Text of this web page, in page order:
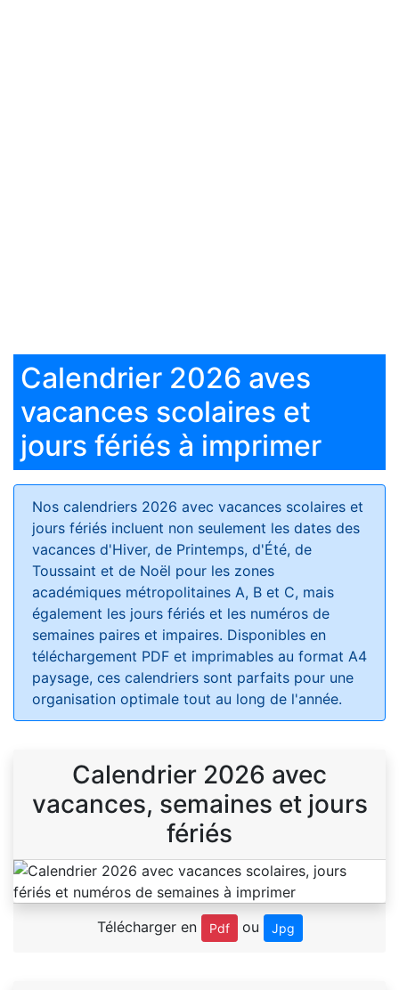
Calendrier 2026 aves
vacances scolaires et
jours fériés à imprimer
Nos calendriers 2026 avec vacances scolaires et
jours fériés incluent non seulement les dates des
vacances d'Hiver, de Printemps, d'Été, de
Toussaint et de Noël pour les zones
académiques métropolitaines A, B et C, mais
également les jours fériés et les numéros de
semaines paires et impaires. Disponibles en
téléchargement PDF et imprimables au format A4
paysage, ces calendriers sont parfaits pour une
organisation optimale tout au long de l'année.
Calendrier 2026 avec
vacances, semaines et jours
fériés
Télécharger en Pdf ou Jpg